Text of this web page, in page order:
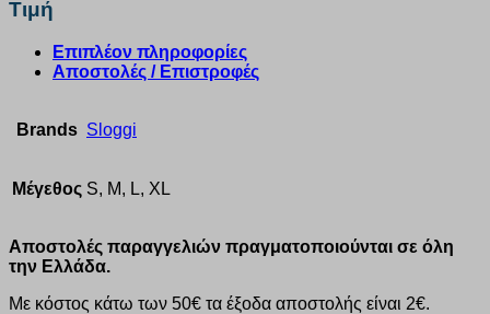
Τιμή
Επιπλέον πληροφορίες
Αποστολές / Επιστροφές
Brands Sloggi
Μέγεθος S, M, L, XL
Αποστολές παραγγελιών πραγματοποιούνται σε όλη
την Ελλάδα.
Με κόστος κάτω των 50€ τα έξοδα αποστολής είναι 2€.